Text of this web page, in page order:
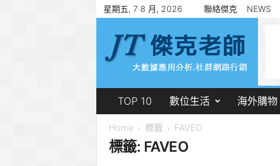
星期五, 7 8 月, 2026 聯絡傑克 NEWS
TOP 10 數位生活 海外購物
Home 標籤 FAVEO
標籤: FAVEO